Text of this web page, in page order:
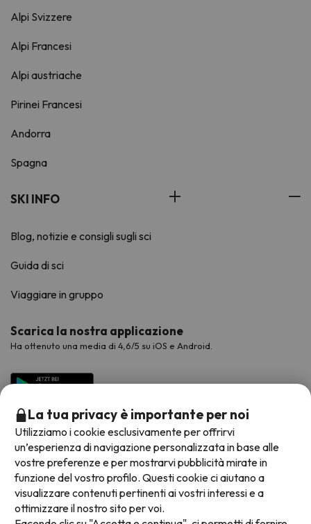
Alpi Svizzere
Alpi Francesi
Alpi austriache
Pirinei Francesi
Andorra
Spagna
SKI INFO
Blog, notizie e consigli sugli sci
Guida di sci
Viaggiare in gruppo
Scarica la nostra applicazione
Ha ottenuto una media di 4,6/5 su iOS e Android.
Metodi di pagamento disponibili
La tua privacy è importante per noi
Utilizziamo i cookie esclusivamente per offrirvi
un’esperienza di navigazione personalizzata in base alle
vostre preferenze e per mostrarvi pubblicità mirate in
funzione del vostro profilo. Questi cookie ci aiutano a
visualizzare contenuti pertinenti ai vostri interessi e a
ottimizzare il nostro sito per voi.